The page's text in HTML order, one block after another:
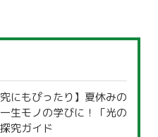
究にもぴったり】夏休みの
生モノの学びに！「光の
究ガイド